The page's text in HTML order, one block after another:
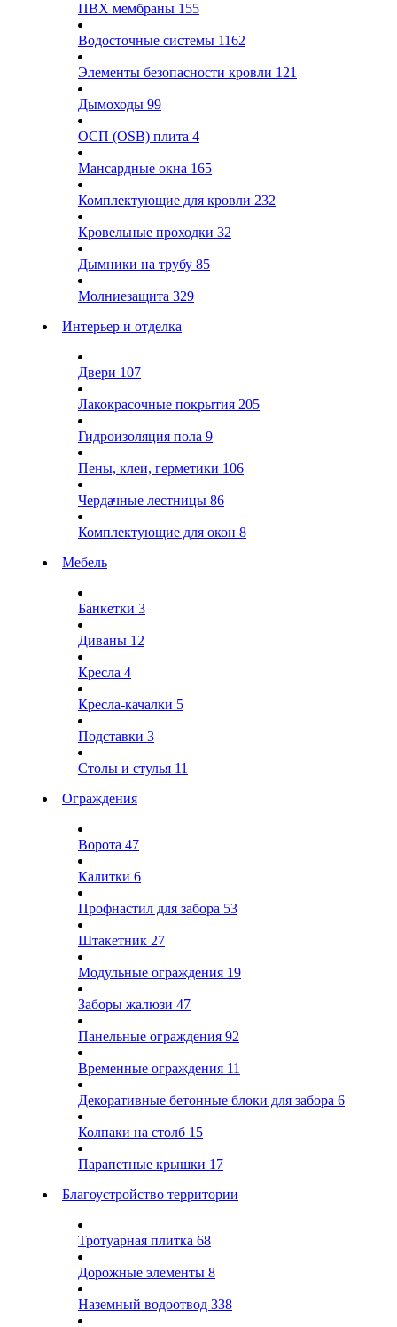
ПВХ мембраны 155
Водосточные системы 1162
Элементы безопасности кровли 121
Дымоходы 99
ОСП (OSB) плита 4
Мансардные окна 165
Комплектующие для кровли 232
Кровельные проходки 32
Дымники на трубу 85
Молниезащита 329
Интерьер и отделка
Двери 107
Лакокрасочные покрытия 205
Гидроизоляция пола 9
Пены, клеи, герметики 106
Чердачные лестницы 86
Комплектующие для окон 8
Мебель
Банкетки 3
Диваны 12
Кресла 4
Кресла-качалки 5
Подставки 3
Столы и стулья 11
Ограждения
Ворота 47
Калитки 6
Профнастил для забора 53
Штакетник 27
Модульные ограждения 19
Заборы жалюзи 47
Панельные ограждения 92
Временные ограждения 11
Декоративные бетонные блоки для забора 6
Колпаки на столб 15
Парапетные крышки 17
Благоустройство территории
Тротуарная плитка 68
Дорожные элементы 8
Наземный водоотвод 338